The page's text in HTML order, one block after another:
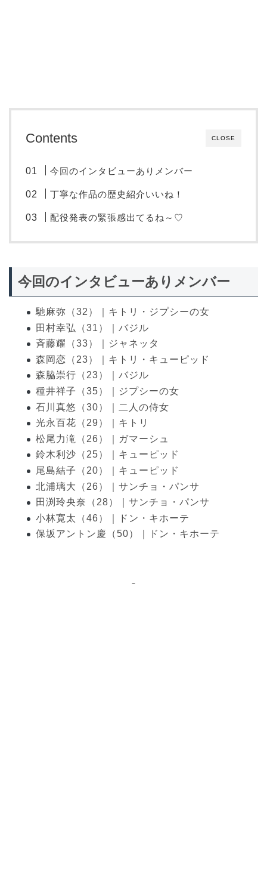
CLOSE
Contents
今回のインタビューありメンバー
丁寧な作品の歴史紹介いいね！
配役発表の緊張感出てるね～♡
今回のインタビューありメンバー
馳麻弥（32）｜キトリ・ジプシーの女
田村幸弘（31）｜バジル
斉藤耀（33）｜ジャネッタ
森岡恋（23）｜キトリ・キューピッド
森脇崇行（23）｜バジル
種井祥子（35）｜ジプシーの女
石川真悠（30）｜二人の侍女
光永百花（29）｜キトリ
松尾力滝（26）｜ガマーシュ
鈴木利沙（25）｜キューピッド
尾島結子（20）｜キューピッド
北浦璃大（26）｜サンチョ・パンサ
田渕玲央奈（28）｜サンチョ・パンサ
小林寛太（46）｜ドン・キホーテ
保坂アントン慶（50）｜ドン・キホーテ